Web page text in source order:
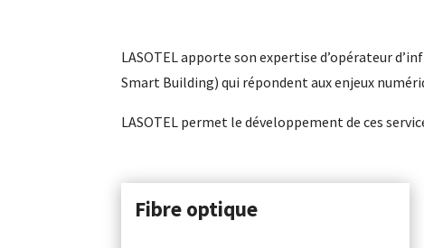
LASOTEL apporte son expertise d’opérateur
Smart Building) qui répondent aux enjeux
LASOTEL permet le développement de ces
Fibre optique